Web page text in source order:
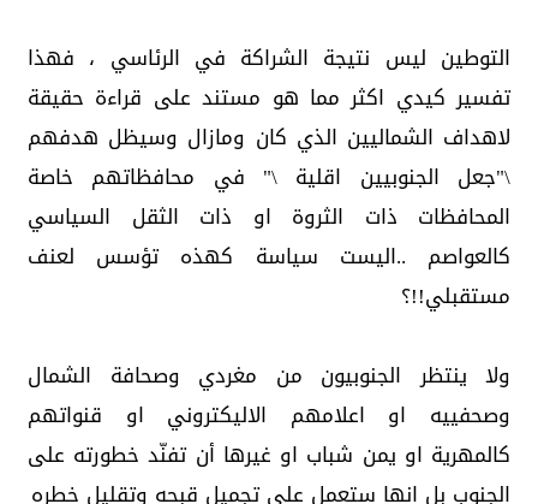
التوطين ليس نتيجة الشراكة في الرئاسي ، فهذا
تفسير كيدي اكثر مما هو مستند على قراءة حقيقة
لاهداف الشماليين الذي كان ومازال وسيظل هدفهم
\"جعل الجنوبيين اقلية \" في محافظاتهم خاصة
المحافظات ذات الثروة او ذات الثقل السياسي
كالعواصم ..اليست سياسة كهذه تؤسس لعنف
مستقبلي!!؟
ولا ينتظر الجنوبيون من مغردي وصحافة الشمال
وصحفييه او اعلامهم الاليكتروني او قنواتهم
كالمهرية او يمن شباب او غيرها أن تفنّد خطورته على
الجنوب بل انها ستعمل على تجميل قبحه وتقليل خطره